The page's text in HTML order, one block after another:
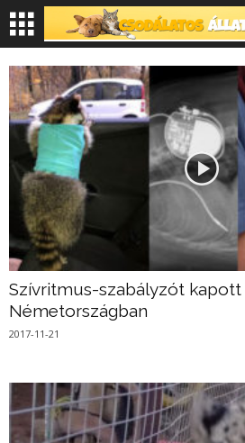
Szívritmus-szabályzót
Németországban
2017-11-21